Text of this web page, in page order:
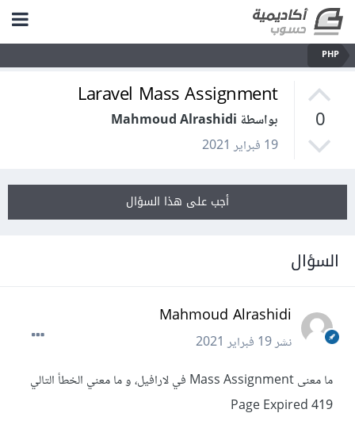
PHP
0
Laravel Mass Assignment
بواسطة Mahmoud Alrashidi
19 فبراير 2021
أجب على هذا السؤال
السؤال
Mahmoud Alrashidi
نشر19 فبراير 2021
ما معنى Mass Assignment في لارافيل، و ما معني الخطأ التالي
Page Expired 419